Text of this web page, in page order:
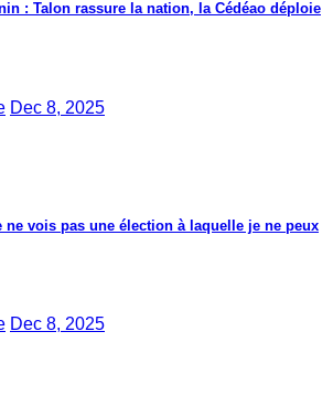
: Talon rassure la nation, la Cédéao déploie
Dec 8, 2025
ne vois pas une élection à laquelle je ne peux
Dec 8, 2025